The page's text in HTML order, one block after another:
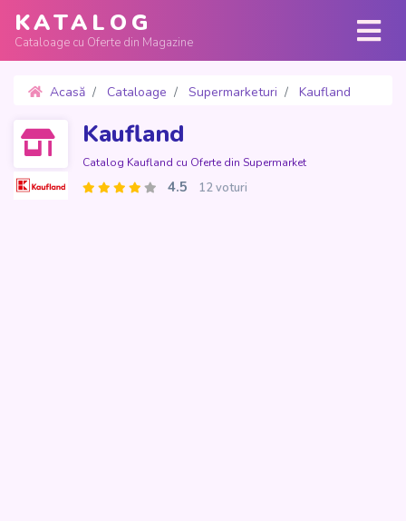
KATALOG
Cataloage cu Oferte din Magazine
Acasă Cataloage Supermarketuri
Kaufland
Kaufland
Catalog Kaufland cu Oferte din Supermarket
4.5 12 voturi